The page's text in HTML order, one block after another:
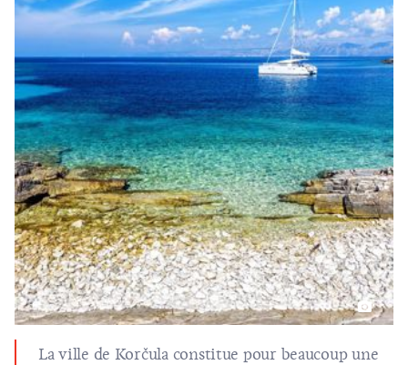
La ville de Korčula constitue pour beaucoup une